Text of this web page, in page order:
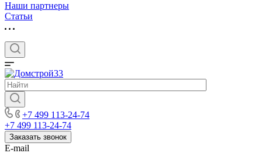
Наши партнеры
Статьи
+7 499 113-24-74
+7 499 113-24-74
Заказать звонок
E-mail